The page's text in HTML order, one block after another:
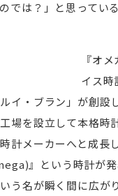
では？」と思って
『オ
イス時
イ・ブラン」が創
場を設立して本格
計メーカーへと成
』という時計が
う名が瞬く間に広